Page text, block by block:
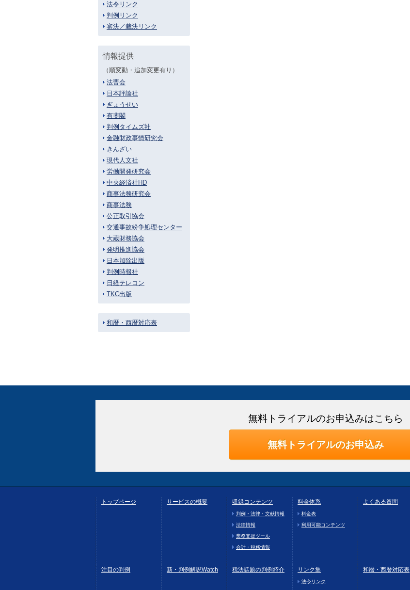
法令リンク
判例リンク
審決／裁決リンク
情報提供
（順変動・追加変更有り）
法曹会
日本評論社
ぎょうせい
有斐閣
判例タイムズ社
金融財政事情研究会
きんざい
現代人文社
労働開発研究会
中央経済社HD
商事法務研究会
商事法務
公正取引協会
交通事故紛争処理センター
大蔵財務協会
発明推進協会
日本加除出版
判例時報社
日経テレコン
TKC出版
和暦・西暦対応表
無料トライアルのお申込みはこちら
無料トライアルのお申込み
トップページ サービスの概要 収録コンテンツ
判例・法律・文献情報
法律情報
業務支援ツール
会計・税務情報
料金体系
料金表
利用可能コンテンツ
よくある質問
注目の判例 新・判例解説Watch 税法話題の判例紹介 リンク集
法令リンク
和暦・西暦対応表